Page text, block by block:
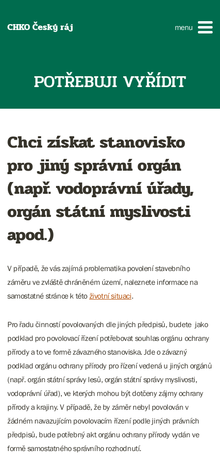
CHKO Český ráj menu
POTŘEBUJI VYŘÍDIT
Chci získat stanovisko
pro jiný správní orgán
(např. vodoprávní úřady,
orgán státní myslivosti
apod.)
V případě, že vás zajímá problematika povolení stavebního
záměru ve zvláště chráněném území, naleznete informace na
samostatné stránce k této životní situaci.
Pro řadu činností povolovaných dle jiných předpisů, budete jako
podklad pro povolovací řízení potřebovat souhlas orgánu ochrany
přírody a to ve formě závazného stanoviska. Jde o závazný
podklad orgánu ochrany přírody pro řízení vedená u jiných orgánů
(např. orgán státní správy lesů, orgán státní správy myslivosti,
vodoprávní úřad), ve kterých mohou být dotčeny zájmy ochrany
přírody a krajiny. V případě, že by záměr nebyl povolován v
žádném navazujícím povolovacím řízení podle jiných právních
předpisů, bude potřebný akt orgánu ochrany přírody vydán ve
formě samostatného správního rozhodnutí.